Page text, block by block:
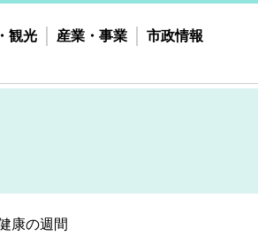
観光 産業・事業 市政情報
康の週間